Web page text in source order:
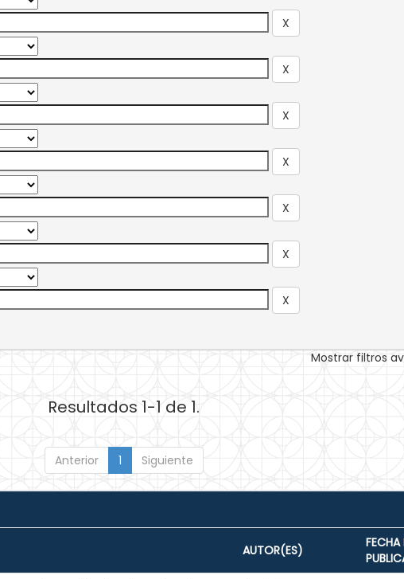
Mostrar filtros
Resultados 1-1 de 1.
Anterior 1 Siguiente
AUTOR(ES)
FECHA